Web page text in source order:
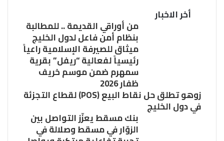
أخر الاخبار
من أوراقي القديمة .. للمطالبة
بنظام أمن فاعل لدول الخليج
ميثاق للصيرفة الإسلامية راعياً
رئيسياً لفعالية “ريفل” بقرية
سمهرم ضمن موسم خريف
ظفار 2026
زوهو تطلق حل نقاط البيع (POS) لقطاع التجزئة
في دول الخليج
بنك مسقط يعزّز التواصل بين
الزوّار في مسقط وصلالة في